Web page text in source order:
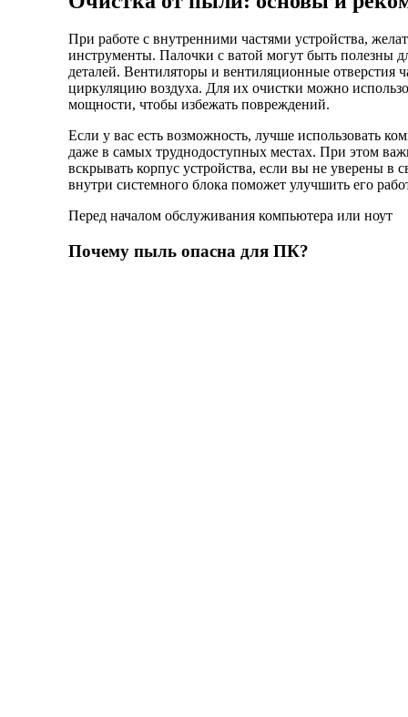
При работе с внутренними частями устройства,
инструменты. Палочки с ватой могут быть полезны
деталей. Вентиляторы и вентиляционные отверстия
циркуляцию воздуха. Для их очистки можно
мощности, чтобы избежать повреждений.
Если у вас есть возможность, лучше использовать
даже в самых труднодоступных местах. При этом
вскрывать корпус устройства, если вы не уверены в
внутри системного блока поможет улучшить его
Перед началом обслуживания компьютера или ноут
Почему пыль опасна для ПК?